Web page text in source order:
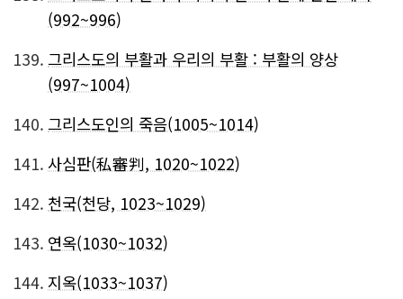
(992~996)
139. 그리스도의 부활과 우리의 부활 : 부활의 양상
(997~1004)
140. 그리스도인의 죽음(1005~1014)
141. 사심판(私審判, 1020~1022)
142. 천국(천당, 1023~1029)
143. 연옥(1030~1032)
144. 지옥(1033~1037)